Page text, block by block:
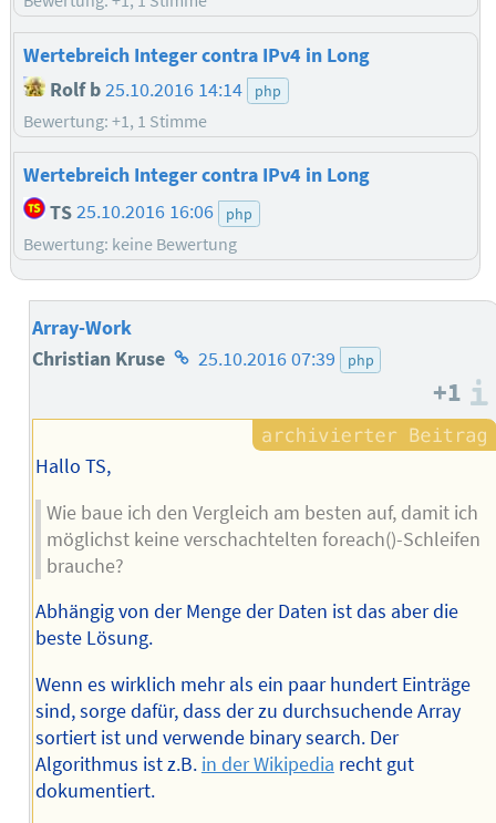
Wertebreich Integer contra IPv4 in Long
Rolf b25.10.2016 14:14 php
Bewertung: +1, 1 Stimme
Wertebreich Integer contra IPv4 in Long
TS25.10.2016 16:06 php
Bewertung: keine Bewertung
Array-Work
Christian Kruse Homepage
Autors
25.10.2016 07:39 php
+1
Hallo TS,
Wie baue ich den Vergleich am besten auf, damit ich
möglichst keine verschachtelten foreach()-Schleifen
brauche?
Abhängig von der Menge der Daten ist das aber die
beste Lösung.
Wenn es wirklich mehr als ein paar hundert Einträge
sind, sorge dafür, dass der zu durchsuchende Array
sortiert ist und verwende binary search. Der
Algorithmus ist z.B. in der Wikipedia recht gut
dokumentiert.